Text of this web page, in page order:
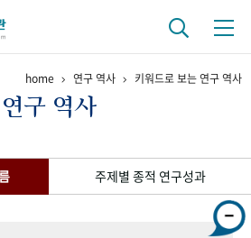
역대 기관장
home 연구 역사 키워드로 보는 연구 역사
구 역사
주제별 종적 연구성과